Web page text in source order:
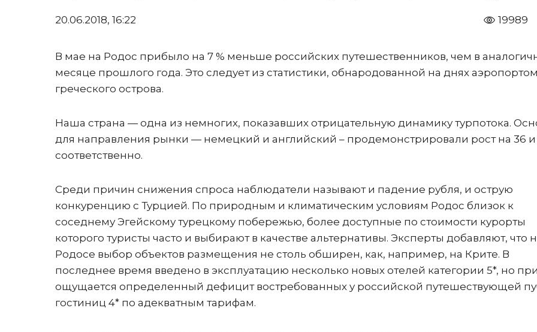
20.06.2018, 16:22 19989
В мае на Родос прибыло на 7 % меньше российских путешественников, чем в
месяце прошлого года. Это следует из статистики, обнародованной на днях аэропортом
греческого острова.
Наша страна — одна из немногих, показавших отрицательную динамику турпотока.
для направления рынки — немецкий и английский – продемонстрировали рост на 36 и
соответственно.
Среди причин снижения спроса наблюдатели называют и падение рубля, и острую
конкуренцию с Турцией. По природным и климатическим условиям Родос близок к
соседнему Эгейскому турецкому побережью, более доступные по стоимости курорты
которого туристы часто и выбирают в качестве альтернативы. Эксперты добавляют, что
Родосе выбор объектов размещения не столь обширен, как, например, на Крите. В
последнее время введено в эксплуатацию несколько новых отелей категории 5*, но
ощущается определенный дефицит востребованных у российской путешествующей
гостиниц 4* по адекватным тарифам.